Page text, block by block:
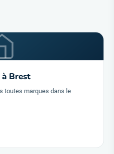
Brest
toutes marques dans le